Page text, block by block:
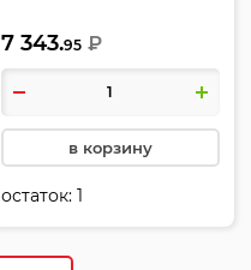
Black GT, IM, Parker,
1931645
7 343.95 ₽
в корзину
остаток:1